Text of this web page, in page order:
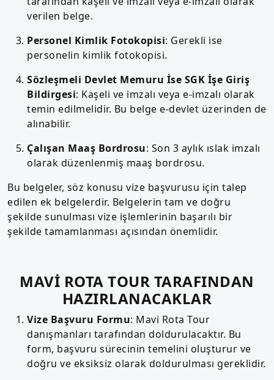
verilen belge.
Personel Kimlik Fotokopisi: Gerekli ise
personelin kimlik fotokopisi.
Sözleşmeli Devlet Memuru İse SGK İşe Giriş
Bildirgesi: Kaşeli ve imzalı veya e-imzalı olarak
temin edilmelidir. Bu belge e-devlet üzerinden de
alınabilir.
Çalışan Maaş Bordrosu: Son 3 aylık ıslak imzalı
olarak düzenlenmiş maaş bordrosu.
Bu belgeler, söz konusu vize başvurusu için talep
edilen ek belgelerdir. Belgelerin tam ve doğru
şekilde sunulması vize işlemlerinin başarılı bir
şekilde tamamlanması açısından önemlidir.
MAVİ ROTA TOUR TARAFINDAN
HAZIRLANACAKLAR
Vize Başvuru Formu: Mavi Rota Tour
danışmanları tarafından doldurulacaktır. Bu
form, başvuru sürecinin temelini oluşturur ve
doğru ve eksiksiz olarak doldurulması gereklidir.